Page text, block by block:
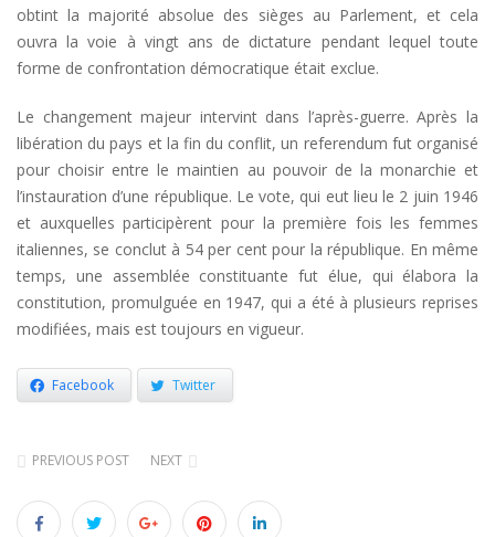
obtint la majorité absolue des sièges au Parlement, et cela
ouvra la voie à vingt ans de dictature pendant lequel toute
forme de confrontation démocratique était exclue.
Le changement majeur intervint dans l’après-guerre. Après la
libération du pays et la fin du conflit, un referendum fut organisé
pour choisir entre le maintien au pouvoir de la monarchie et
l’instauration d’une république. Le vote, qui eut lieu le 2 juin 1946
et auxquelles participèrent pour la première fois les femmes
italiennes, se conclut à 54 per cent pour la république. En même
temps, une assemblée constituante fut élue, qui élabora la
constitution, promulguée en 1947, qui a été à plusieurs reprises
modifiées, mais est toujours en vigueur.
Facebook Twitter
PREVIOUS POST NEXT